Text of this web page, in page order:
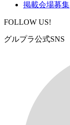
掲載会場募集
FOLLOW US!
グルプラ公式SNS